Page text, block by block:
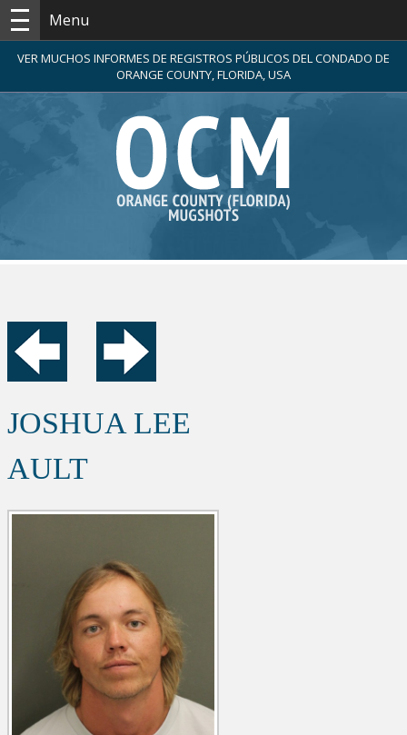
Menu
VER MUCHOS INFORMES DE REGISTROS PÚBLICOS DEL CONDADO DE
ORANGE COUNTY, FLORIDA, USA
JOSHUA LEE
AULT